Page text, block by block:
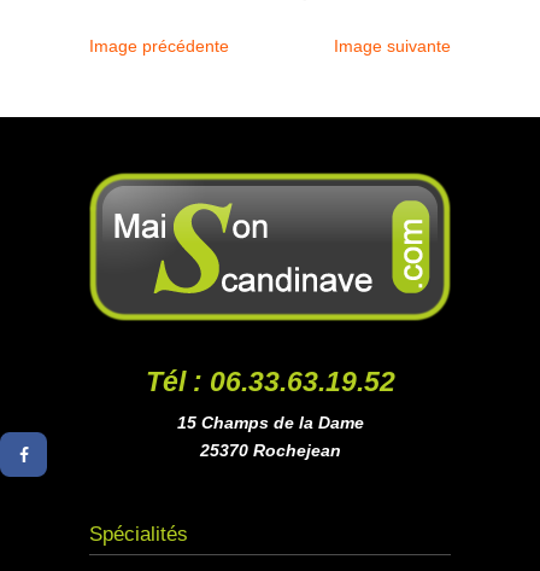
Image précédente Image suivante
Tél : 06.33.63.19.52
15 Champs de la Dame
25370 Rochejean
Spécialités